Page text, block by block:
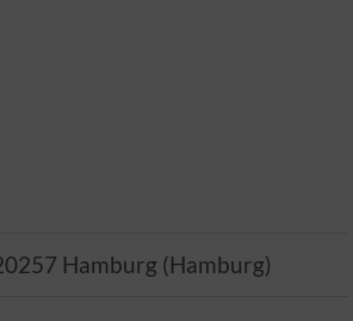
Hamburg (Hamburg)